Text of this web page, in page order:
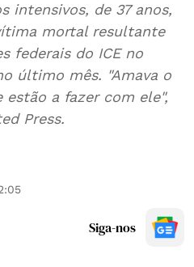
intensivos, de 37 anos,
mortal resultante
federais do ICE no
último mês. "Amava o
estão a fazer com ele",
Press.
Siga-nos